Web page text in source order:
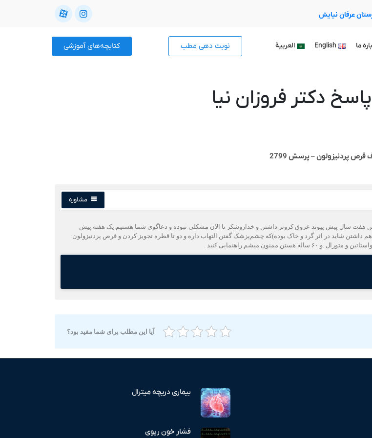
عرفان نیایش
ما English العربية نوبت دهی مطب کتابچه‌های آموزشی
دکتر فروزان نیا
پردنیزولون – پرسش 2799
مشاوره
هفت سال پیش پیوند عروق کرونر داشتن و خداروشکر تا الان مشکلی نبوده و دعاگوی شما هستیم.یک هفته پیش
داشتن شاید در اثر گرد و خاک بوده)که چشم‌پزشک گفتن التهاب داره و دو تا قطره تجویز کردن و قرص پردنیزولون
میشم راهنمایی کنید .
آیا این مطلب برای شما مفید بود؟
بیماری دریچه میترال
فشار خون ریوی